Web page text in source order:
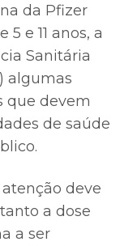
da Pfizer
e 11 anos, a
Sanitária
algumas
que devem
de saúde
deve
a dose
a ser